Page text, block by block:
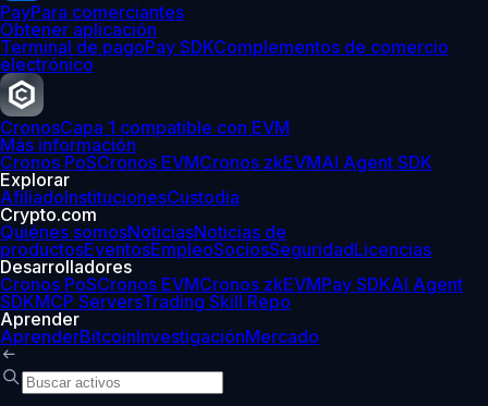
PayPara comerciantes
Obtener aplicación
Terminal de pagoPay SDKComplementos de comercio
electrónico
CronosCapa 1 compatible con EVM
Más información
Cronos PoSCronos EVMCronos zkEVMAI Agent SDK
Explorar
AfiliadoInstitucionesCustodia
Crypto.com
Quiénes somosNoticiasNoticias de
productosEventosEmpleoSociosSeguridadLicencias
Desarrolladores
Cronos PoSCronos EVMCronos zkEVMPay SDKAI Agent
SDKMCP ServersTrading Skill Repo
Aprender
AprenderBitcoinInvestigaciónMercado